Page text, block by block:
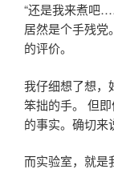
“还是我来煮吧
居然是个手残党
的评价。
我仔细想了想，
笨拙的手。 但
的事实。确切来
而实验室，就是